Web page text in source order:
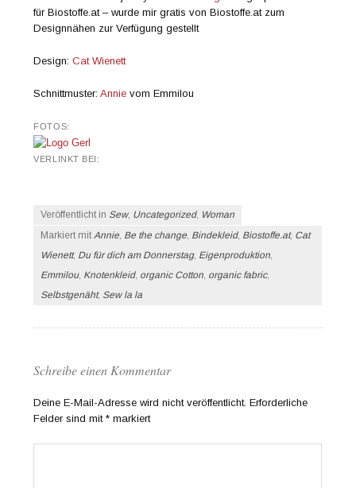
für Biostoffe.at – wurde mir gratis von Biostoffe.at zum
Designnähen zur Verfügung gestellt
Design:Cat Wienett
Schnittmuster:Annievom Emmilou
FOTOS:
VERLINKT BEI:
Veröffentlicht in Sew, Uncategorized, Woman
Markiert mitAnnie, Be the change, Bindekleid, Biostoffe.at, Cat
Wienett, Du für dich am Donnerstag, Eigenproduktion,
Emmilou, Knotenkleid, organic Cotton, organic fabric,
Selbstgenäht, Sew la la
Schreibe einen Kommentar
Deine E-Mail-Adresse wird nicht veröffentlicht. Erforderliche
Felder sind mit* markiert